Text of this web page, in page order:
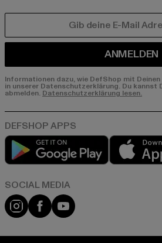
ANMELDEN
Informationen dazu, wie DefShop mit
in unserer Datenschutzerklärung. Du
abmelden. Datenschutzerklärung lesen.
Play market
Instagram
FacebookYouTube